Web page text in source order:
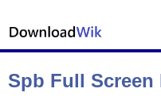
Spb Full Screen